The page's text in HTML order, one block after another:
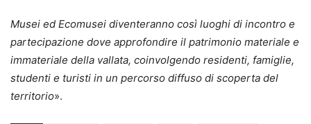
Musei ed Ecomusei diventeranno così luoghi di incontro e
partecipazione dove approfondire il patrimonio materiale e
immateriale della vallata, coinvolgendo residenti, famiglie,
studenti e turisti in un percorso diffuso di scoperta del
territorio».